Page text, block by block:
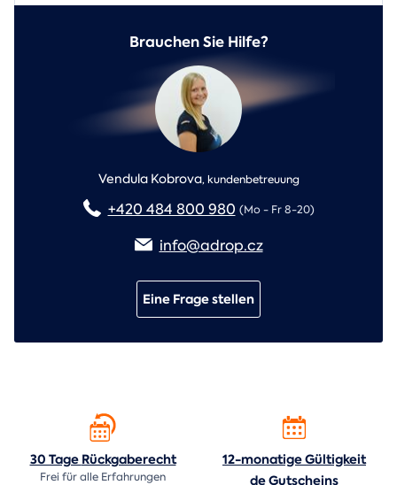
Brauchen Sie Hilfe?
Vendula Kobrova,kundenbetreuung
+420 484 800 980 (Mo - Fr 8-20)
info@adrop.cz
Eine Frage stellen
30 Tage Rückgaberecht
Frei für alle Erfahrungen
12-monatige Gültigkeit
deGutscheins